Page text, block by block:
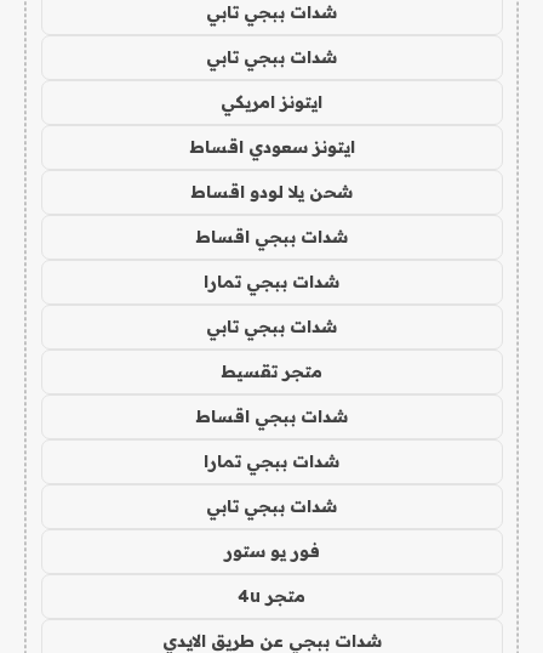
شدات ببجي تابي
شدات ببجي تابي
ايتونز امريكي
ايتونز سعودي اقساط
شحن يلا لودو اقساط
شدات ببجي اقساط
شدات ببجي تمارا
شدات ببجي تابي
متجر تقسيط
شدات ببجي اقساط
شدات ببجي تمارا
شدات ببجي تابي
فور يو ستور
متجر 4u
شدات ببجي عن طريق الايدي